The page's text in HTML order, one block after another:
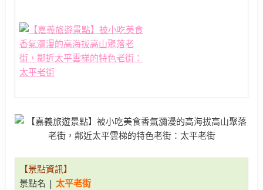
【景點資訊】
景點名 | 太平老街